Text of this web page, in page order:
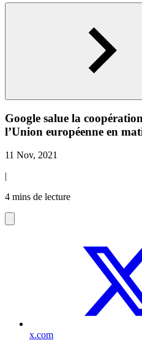
Google salue la
l’Union européenne en
11 Nov, 2021
|
4 mins de lecture
x.com